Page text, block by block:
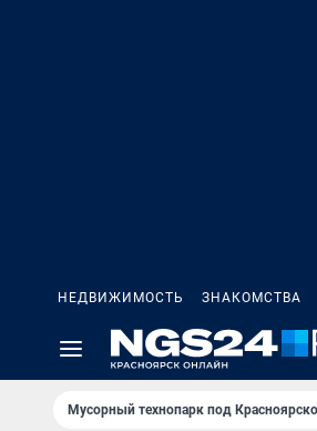
НЕДВИЖИМОСТЬ ЗНАКОМСТВА
Мусорный технопарк под